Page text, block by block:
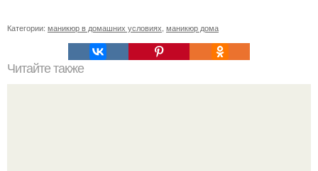
Категории: маникюр в домашних условиях маникюр дома
Читайте также